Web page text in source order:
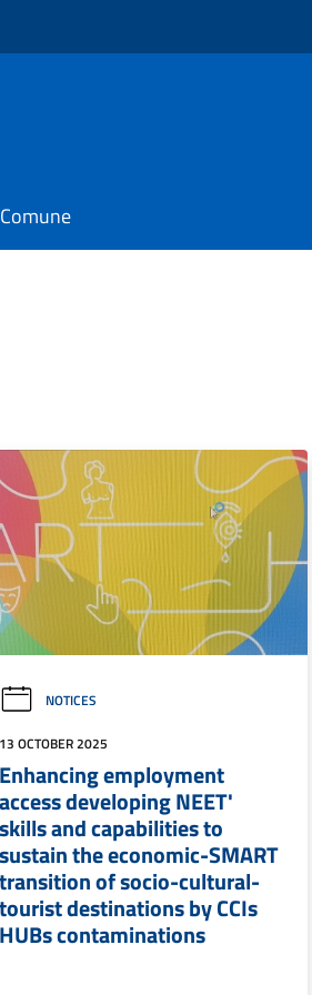
NOTICES
OCTOBER 2025
employment
developing NEET'
and capabilities to
the economic-SMART
of socio-cultural-
destinations by CCIs
contaminations